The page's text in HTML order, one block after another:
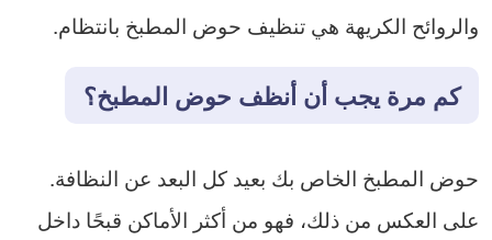
والروائح الكريهة هي تنظيف حوض المطبخ بانتظام.
كم مرة يجب أن أنظف حوض المطبخ؟
حوض المطبخ الخاص بك بعيد كل البعد عن النظافة.
على العكس من ذلك، فهو من أكثر الأماكن قبحًا داخل